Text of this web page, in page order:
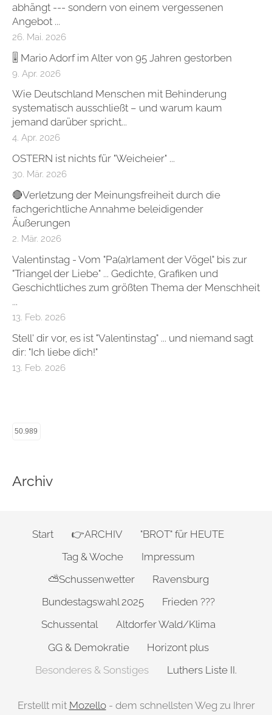
abhängt --- sondern von einem vergessenen
Angebot ...
26. Mai. 2026
🎚 Mario Adorf im Alter von 95 Jahren gestorben
9. Apr. 2026
Wie Deutschland Menschen mit Behinderung
systematisch ausschließt – und warum kaum
jemand darüber spricht...
4. Apr. 2026
OSTERN ist nichts für "Weicheier" ...
30. Mär. 2026
🔴Verletzung der Meinungsfreiheit durch die
fachgerichtliche Annahme beleidigender
Äußerungen
2. Mär. 2026
Valentinstag - Vom "Pa(a)rlament der Vögel" bis zur
"Triangel der Liebe" ... Gedichte, Grafiken und
Geschichtliches zum größten Thema der Menschheit
...​
13. Feb. 2026
Stell' dir vor, es ist "Valentinstag" ... und niemand sagt
dir: "Ich liebe dich!"​
13. Feb. 2026
50.989
Archiv
Start 👉ARCHIV
"BROT" für HEUTE
Tag & Woche
Impressum
⛅Schussenwetter
Ravensburg
Bundestagswahl 2025
Frieden ???
Schussental
Altdorfer Wald/Klima
GG & Demokratie
Horizont plus
Besonderes & Sonstiges
Luthers Liste II.
Erstellt mit Mozello- dem schnellsten Weg zu Ihrer